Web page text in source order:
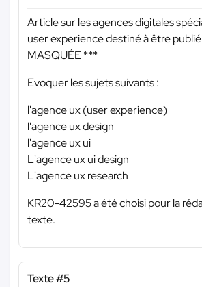
Article sur les agences digitales
user experience destiné à être
MASQUÉE ***
Evoquer les sujets suivants :
l'agence ux (user experience)
l'agence ux design
l'agence ux ui
L'agence ux ui design
L'agence ux research
KR20-42595 a été choisi pour la
texte.
Texte #5